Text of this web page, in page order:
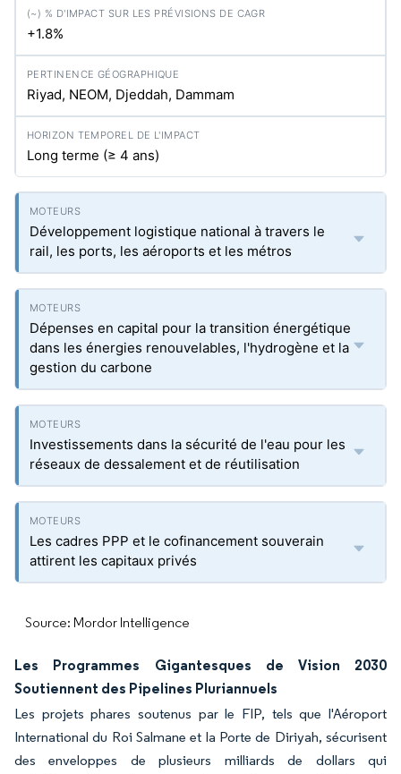
+1.8%
Riyad, NEOM, Djeddah, Dammam
Long terme (≥ 4 ans)
Développement logistique national à travers le
rail, les ports, les aéroports et les métros
Dépenses en capital pour la transition énergétique
dans les énergies renouvelables, l'hydrogène et la
gestion du carbone
Investissements dans la sécurité de l'eau pour les
réseaux de dessalement et de réutilisation
Les cadres PPP et le cofinancement souverain
attirent les capitaux privés
Source: Mordor Intelligence
Les Programmes Gigantesques de Vision 2030
Soutiennent des Pipelines Pluriannuels
Les projets phares soutenus par le FIP, tels que l'Aéroport
International du Roi Salmane et la Porte de Diriyah, sécurisent
des enveloppes de plusieurs milliards de dollars qui